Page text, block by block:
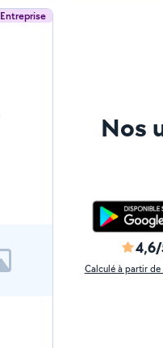
Entreprise
Nos
Calculé à partir de